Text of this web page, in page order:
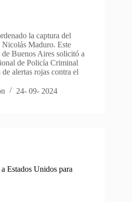
la captura del
Nicolás Maduro. Este
Buenos Aires solicitó a
de Policía Criminal
alertas rojas contra el
24- 09- 2024
Estados Unidos para